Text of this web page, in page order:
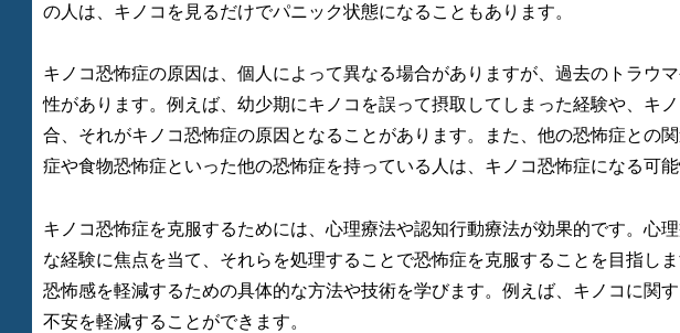
の人は、キノコを見るだけでパニック状態になることもあります。
キノコ恐怖症の原因は、個人によって異なる場合がありますが、過去のトラウ
性があります。例えば、幼少期にキノコを誤って摂取してしまった経験や、キ
合、それがキノコ恐怖症の原因となることがあります。また、他の恐怖症との
症や食物恐怖症といった他の恐怖症を持っている人は、キノコ恐怖症になる可能
キノコ恐怖症を克服するためには、心理療法や認知行動療法が効果的です。心
な経験に焦点を当て、それらを処理することで恐怖症を克服することを目指し
恐怖感を軽減するための具体的な方法や技術を学びます。例えば、キノコに関
不安を軽減することができます。